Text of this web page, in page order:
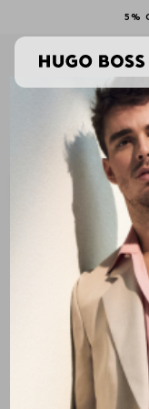
5%
Nenhum
O que eu
Verifique
Tente
Utilize
Tente